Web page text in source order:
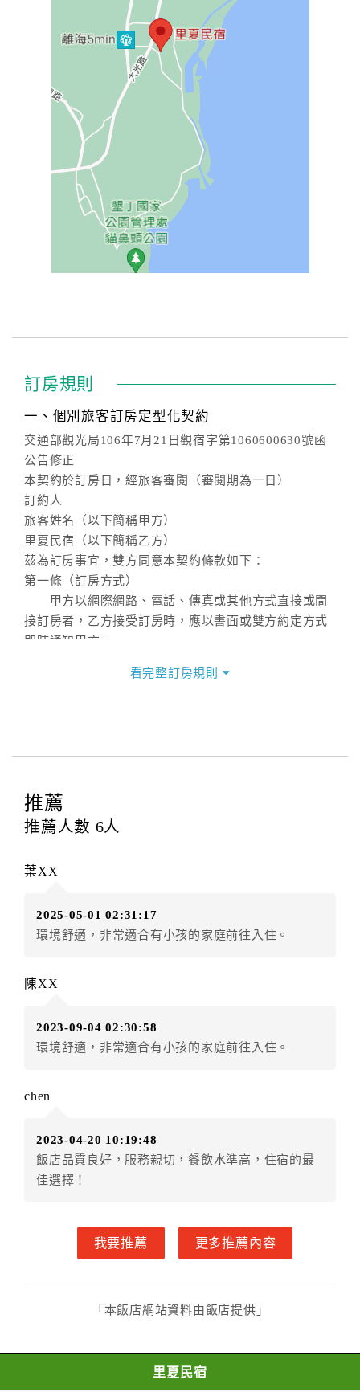
訂房規則
一、個別旅客訂房定型化契約
交通部觀光局106年7月21日觀宿字第1060600630號函
公告修正
本契約於訂房日，經旅客審閱（審閱期為一日）
訂約人
旅客姓名（以下簡稱甲方）
里夏民宿（以下簡稱乙方）
茲為訂房事宜，雙方同意本契約條款如下：
第一條（訂房方式）
甲方以網際網路、電話、傳真或其他方式直接或間
接訂房者，乙方接受訂房時，應以書面或雙方約定方式
即時通知甲方。
甲方訂房應告知乙方預定住宿之期間、所需客房房
本契約之房價經雙方合意，依網路售價計費（含稅
金及服務費），乙方除提供住宿外，尚包括（依預訂專
第四條（入住、退房時間）
甲、乙雙方同意本契約之付款方式依乙方提供方
式。
乙方接受甲方訂房後，甲方入住前，乙方預收取房
第七條（甲方解約時定金之退還）
甲方解約時，應通知乙方，並得要求乙方依下列標
者，乙方應退還預收約定房價總金額百分之百。
到達者，乙方應退還預收約定房價總金額百分之五十。
三、 甲方解約通知於預定住宿日當日到達或未為解
約通知者，乙方得不退還預收約定房價總金額。
乙方於一年內保留已付金額作為甲方日後消費折抵使
用。乙方不得對甲方已付金額的折抵使用作不合理之限
二、 甲方解約通知於預定住宿日當日到達或未為解
甲方於訂房後，要求變更住宿日期、住宿天數、房
看完整訂房規則
推薦
推薦人數 6人
葉XX
2025-05-01 02:31:17
環境舒適，非常適合有小孩的家庭前往入住。
陳XX
2023-09-04 02:30:58
環境舒適，非常適合有小孩的家庭前往入住。
chen
2023-04-20 10:19:48
飯店品質良好，服務親切，餐飲水準高，住宿的最
佳選擇！
我要推薦 更多推薦內容
「本飯店網站資料由飯店提供」
里夏民宿